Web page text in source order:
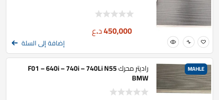
450,000د.ع
إضافة إلى السلة
MAHLE راديتر محرك F01 – 640i – 740i – 740Li N55
BMW